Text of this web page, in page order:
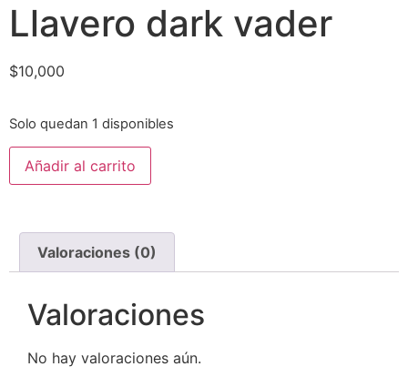
Llavero dark vader
$10,000
Solo quedan 1 disponibles
Añadir al carrito
Valoraciones (0)
Valoraciones
No hay valoraciones aún.